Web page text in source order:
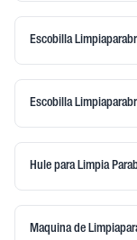
Escobilla
Escobilla
Hule para Limpia
Maquina de